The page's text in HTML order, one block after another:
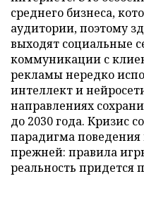
среднего бизнеса,
аудитории, поэтому
выходят социальные
коммуникации с
рекламы нередко
интеллект и
направлениях
до 2030 года. Кризис
парадигма поведения
прежней: правила
реальность придется